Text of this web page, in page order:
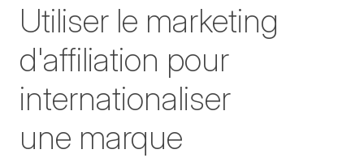
Utiliser le marketing
d'affiliation pour
internationaliser
une marque